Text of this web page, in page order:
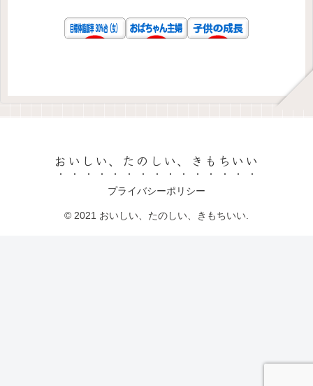
おいしい、たのしい、きもちいい
プライバシーポリシー
© 2021 おいしい、たのしい、きもちいい.